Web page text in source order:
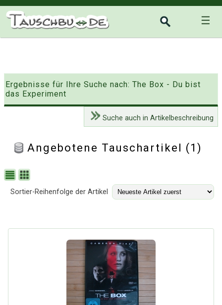
☰
Ergebnisse für Ihre Suche nach: The Box - Du bist
das Experiment
Suche auch in Artikelbeschreibung
Angebotene Tauschartikel (1)
Sortier-Reihenfolge der Artikel